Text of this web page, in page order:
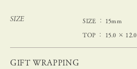
SIZE SIZE ： 15mm
TOP ： 15.0 ×
GIFT WRAPPING